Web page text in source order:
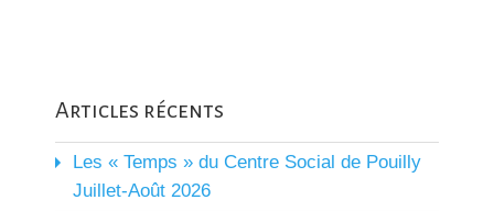
Articles récents
Les « Temps » du Centre Social de Pouilly
Juillet-Août 2026